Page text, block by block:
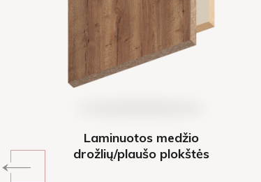
Laminuotos medžio
drožlių/plaušo plokštės